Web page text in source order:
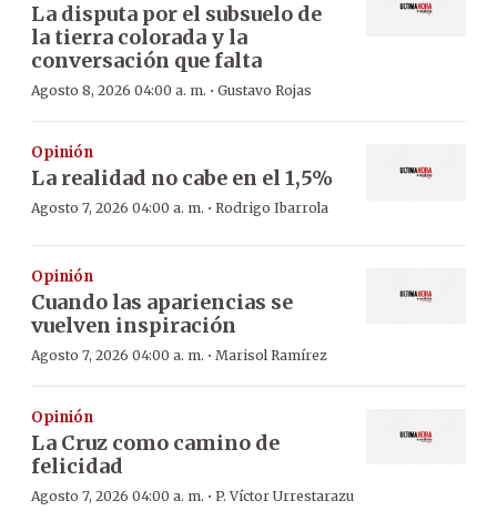
La disputa por el subsuelo de
la tierra colorada y la
conversación que falta
Agosto 8, 2026 04:00 a. m. · Gustavo Rojas
Opinión
La realidad no cabe en el 1,5%
Agosto 7, 2026 04:00 a. m. · Rodrigo Ibarrola
Opinión
Cuando las apariencias se
vuelven inspiración
Agosto 7, 2026 04:00 a. m. · Marisol Ramírez
Opinión
La Cruz como camino de
felicidad
Agosto 7, 2026 04:00 a. m. · P. Víctor Urrestarazu